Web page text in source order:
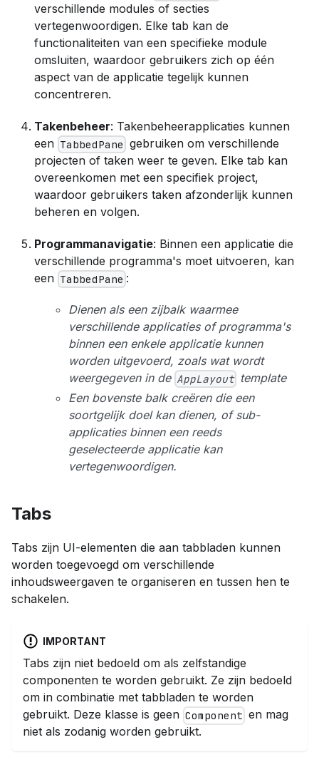
verschillende modules of secties
vertegenwoordigen. Elke tab kan de
functionaliteiten van een specifieke module
omsluiten, waardoor gebruikers zich op één
aspect van de applicatie tegelijk kunnen
concentreren.
Takenbeheer: Takenbeheerapplicaties kunnen
een TabbedPane gebruiken om verschillende
projecten of taken weer te geven. Elke tab kan
overeenkomen met een specifiek project,
waardoor gebruikers taken afzonderlijk kunnen
beheren en volgen.
Programmanavigatie: Binnen een applicatie die
verschillende programma's moet uitvoeren, kan
een TabbedPane :
Dienen als een zijbalk waarmee
verschillende applicaties of programma's
binnen een enkele applicatie kunnen
worden uitgevoerd, zoals wat wordt
weergegeven in de AppLayout template
Een bovenste balk creëren die een
soortgelijk doel kan dienen, of sub-
applicaties binnen een reeds
geselecteerde applicatie kan
vertegenwoordigen.
Tabs
Tabs zijn UI-elementen die aan tabbladen kunnen
worden toegevoegd om verschillende
inhoudsweergaven te organiseren en tussen hen te
schakelen.
IMPORTANT
Tabs zijn niet bedoeld om als zelfstandige
componenten te worden gebruikt. Ze zijn bedoeld
om in combinatie met tabbladen te worden
gebruikt. Deze klasse is geen Component en mag
niet als zodanig worden gebruikt.